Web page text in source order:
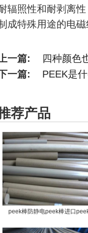
辐照性和耐剥离
成特殊用途的电
一篇: 四种颜色
一篇: PEEK是
荐产品
peek棒防静电peek棒进口